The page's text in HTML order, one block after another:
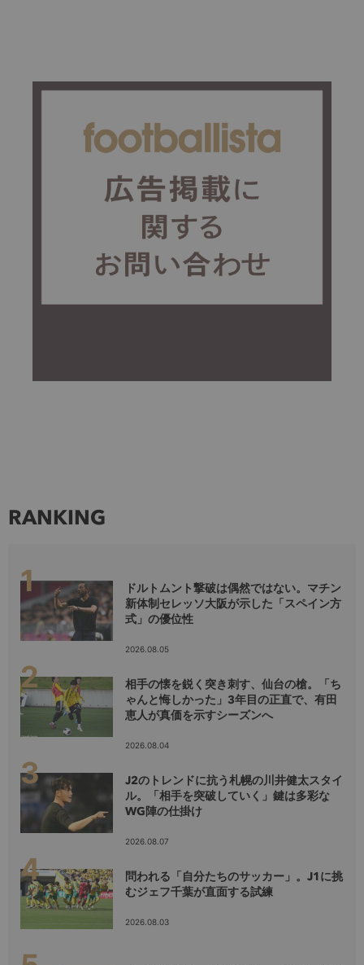
RANKING
ドルトムント撃破は偶然ではない。マチン
新体制セレッソ大阪が示した「スペイン方
式」の優位性
2026.08.05
相手の懐を鋭く突き刺す、仙台の槍。「ち
ゃんと悔しかった」3年目の正直で、有田
恵人が真価を示すシーズンへ
2026.08.04
J2のトレンドに抗う札幌の川井健太スタイ
ル。「相手を突破していく」鍵は多彩な
WG陣の仕掛け
2026.08.07
問われる「自分たちのサッカー」。J1に挑
むジェフ千葉が直面する試練
2026.08.03